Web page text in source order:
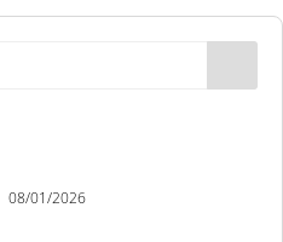
08/01/2026